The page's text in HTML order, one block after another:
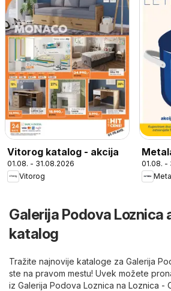
Vitorog katalog - akcija
01.08. - 31.08.2026
Vitorog
01.08. -
Galerija Podova Loznica
katalog
Tražite najnovije kataloge za Galerija
ste na pravom mestu! Uvek možete
iz Galerija Podova Loznica na Loznica -